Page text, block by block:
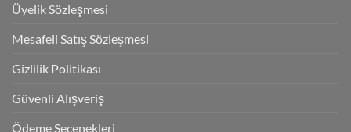
Üyelik Sözleşmesi
Mesafeli Satış Sözleşmesi
Gizlilik Politikası
Güvenli Alışveriş
Ödeme Seçenekleri